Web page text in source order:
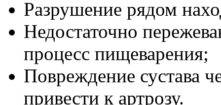
Разрушение рядом
Недостаточно
процесс пищеварения;
Повреждение сустава
привести к артрозу.